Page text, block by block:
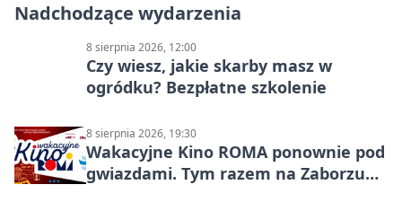
Nadchodzące wydarzenia
8 sierpnia 2026, 12:00
Czy wiesz, jakie skarby masz w
ogródku? Bezpłatne szkolenie
8 sierpnia 2026, 19:30
Wakacyjne Kino ROMA ponownie pod
gwiazdami. Tym razem na Zaborzu